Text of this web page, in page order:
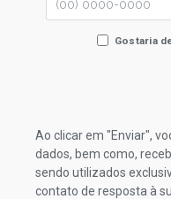
Gostaria
Ao clicar em "Enviar",
dados, bem como,
sendo utilizados
contato de resposta à